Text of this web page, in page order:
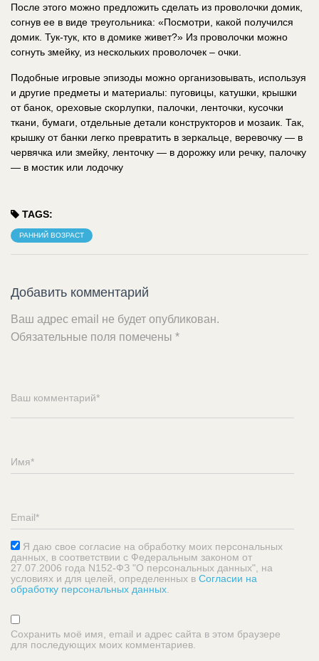
После этого можно предложить сделать из проволочки домик,
согнув ее в виде треугольника: «Посмотри, какой получился
домик. Тук-тук, кто в домике живет?» Из проволочки можно
согнуть змейку, из нескольких проволочек – очки.
Подобные игровые эпизоды можно организовывать, используя
и другие предметы и материалы: пуговицы, катушки, крышки
от банок, ореховые скорлупки, палочки, ленточки, кусочки
ткани, бумаги, отдельные детали конструкторов и мозаик. Так,
крышку от банки легко превратить в зеркальце, веревочку — в
червячка или змейку, ленточку — в дорожку или речку, палочку
— в мостик или лодочку
TAGS:
РАННИЙ ВОЗРАСТ
Добавить комментарий
Ваш адрес email не будет опубликован.
Обязательные поля помечены *
Я даю свое согласие на обработку моих персональных
данных, в соответствии с Федеральным законом от
27.07.2006 года N152-ФЗ "О персональных данных", на
условиях и для целей, определенных в Согласии на
обработку персональных данных
Сохранить моё имя, email и адрес сайта в этом браузере
для последующих моих комментариев.